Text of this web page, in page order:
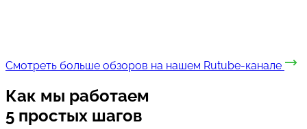
Смотреть больше обзоров на нашем Rutube-канале
Как мы работаем
5 простых шагов